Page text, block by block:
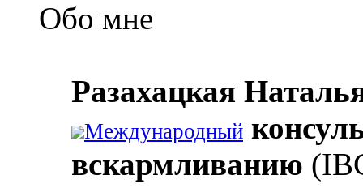
Обо мне
Разахацкая
Международный
вскармливанию